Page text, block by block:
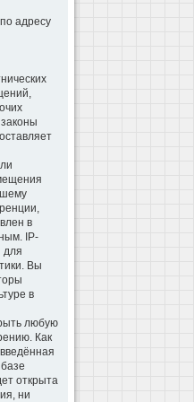
адресу
в
IP-
для
Вы
в
любую
Как
открыта
ни